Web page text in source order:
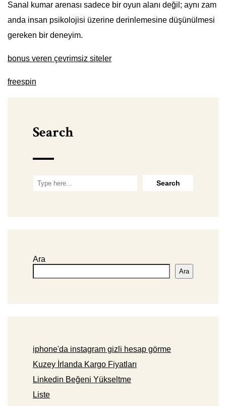
Sanal kumar arenası sadece bir oyun alanı değil; aynı zam
anda insan psikolojisi üzerine derinlemesine düşünülmesi
gereken bir deneyim.
bonus veren çevrimsiz siteler
freespin
Search
Ara
Ara
iphone'da instagram gizli hesap görme
Kuzey İrlanda Kargo Fiyatları
Linkedin Beğeni Yükseltme
Liste